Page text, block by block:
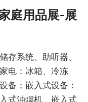
庭用品展-展
存系统、助听器、
电：冰箱、冷冻
备；嵌入式设备：
式油烟机、嵌入式